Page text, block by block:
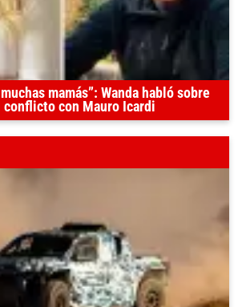
mamás”: Wanda habló sobre
conflicto con Mauro Icardi